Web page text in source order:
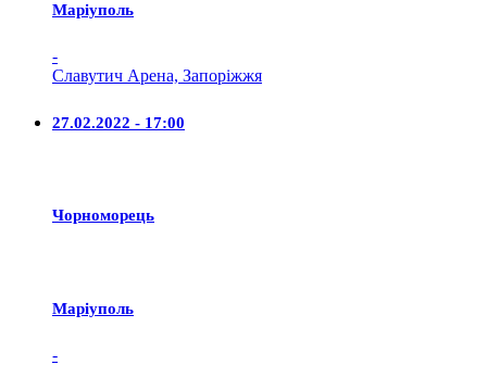
Маріуполь
-
Славутич Арена, Запоріжжя
27.02.2022 - 17:00
Чорноморець
Маріуполь
-